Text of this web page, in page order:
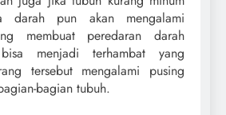
darah pun akan mengalami
membuat peredaran darah
menjadi terhambat yang
tersebut mengalami pusing
bagian tubuh.